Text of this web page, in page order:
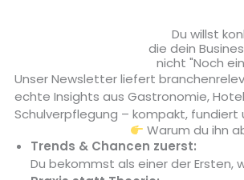
Du willst
die dein
nicht "Noch
Unser Newsletter liefert
echte Insights aus Gastronomie,
Schulverpflegung – kompakt, fundiert
Warum du ihn
Trends & Chancen zuerst:
Du bekommst als einer der Ersten,